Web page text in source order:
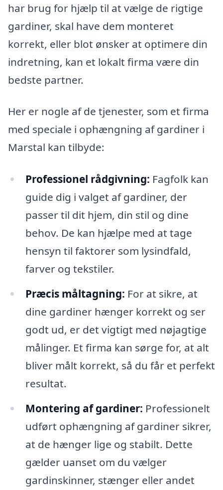
har brug for hjælp til at vælge de rigtige
gardiner, skal have dem monteret
korrekt, eller blot ønsker at optimere din
indretning, kan et lokalt firma være din
bedste partner.
Her er nogle af de tjenester, som et firma
med speciale i ophængning af gardiner i
Marstal kan tilbyde:
Professionel rådgivning: Fagfolk kan
guide dig i valget af gardiner, der
passer til dit hjem, din stil og dine
behov. De kan hjælpe med at tage
hensyn til faktorer som lysindfald,
farver og tekstiler.
Præcis måltagning: For at sikre, at
dine gardiner hænger korrekt og ser
godt ud, er det vigtigt med nøjagtige
målinger. Et firma kan sørge for, at alt
bliver målt korrekt, så du får et perfekt
resultat.
Montering af gardiner: Professionelt
udført ophængning af gardiner sikrer,
at de hænger lige og stabilt. Dette
gælder uanset om du vælger
gardinskinner, stænger eller andet